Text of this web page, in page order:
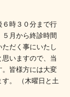
６時３０分まで行
５月から終診時間
ただく事にいたし
いますので、当
。皆様方には大変
。 （木曜日と土